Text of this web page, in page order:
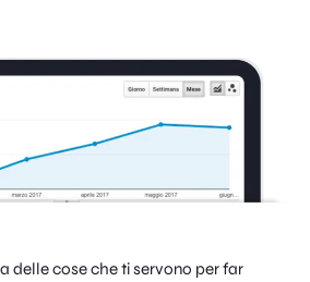
delle cose che ti servono per far